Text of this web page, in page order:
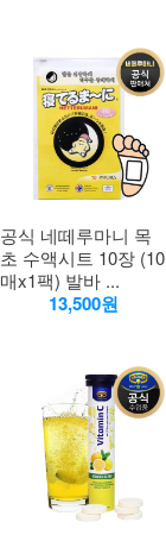
공식 네떼루마니 목
초 수액시트 10장 (10
매x1팩) 발바 ...
13,500원